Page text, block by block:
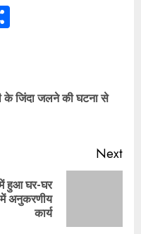
के जिंदा जलने की घटना से
Next
में हुआ घर-घर
में अनुकरणीय
कार्य